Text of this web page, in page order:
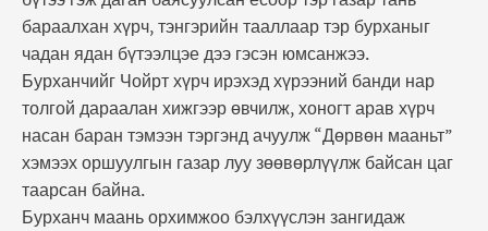
бараалхан хүрч, тэнгэрийн тааллаар тэр бурханыг
чадан ядан бүтээлцэе дээ гэсэн юмсанжээ.
Бурханчийг Чойрт хүрч ирэхэд хүрээний банди нар
толгой дараалан хижгээр өвчилж, хоногт арав хүрч
насан баран тэмээн тэргэнд ачуулж “Дөрвөн мааньт”
хэмээх оршуулгын газар луу зөөвөрлүүлж байсан цаг
таарсан байна.
Бурханч маань орхимжоо бэлхүүслэн зангидаж